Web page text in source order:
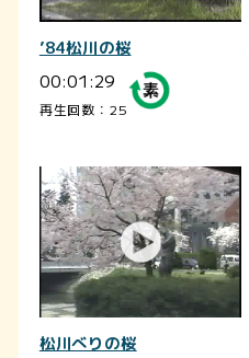
’84松川の桜
00:01:29
再生回数：25
松川べりの桜